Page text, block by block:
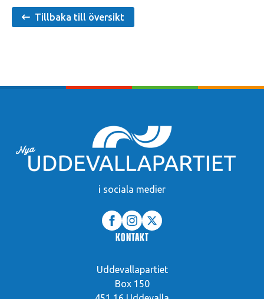
Tillbaka till översikt
i sociala medier
Kontakt
Uddevallapartiet
Box 150